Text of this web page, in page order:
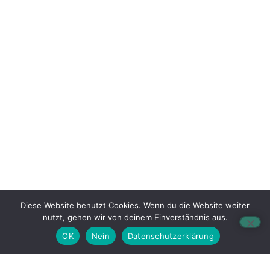
Diese Website benutzt Cookies. Wenn du die Website weiter
nutzt, gehen wir von deinem Einverständnis aus.
OK
Nein Datenschutzerklärung